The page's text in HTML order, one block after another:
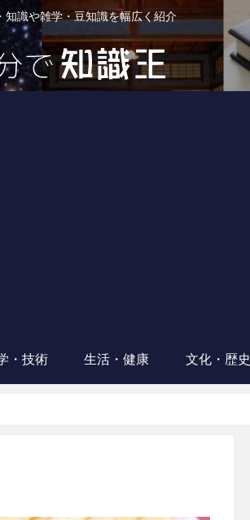
知識や雑学・豆知識を幅広く紹介
・技術 生活・健康 文化・歴史